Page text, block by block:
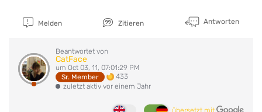
Melden Zitieren Antworten
Beantwortet von
CatFace
um Oct 03, 11, 07:01:29 PM
Sr. Member
433
zuletzt aktiv vor einem Jahr
übersetzt mit